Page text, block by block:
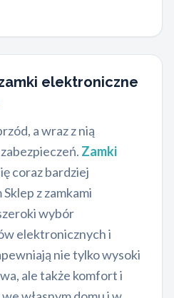
elektroniczne
a wraz z nią
Zamki
coraz bardziej
z zamkami
wybór
elektronicznych i
nie tylko wysoki
ale także komfort i